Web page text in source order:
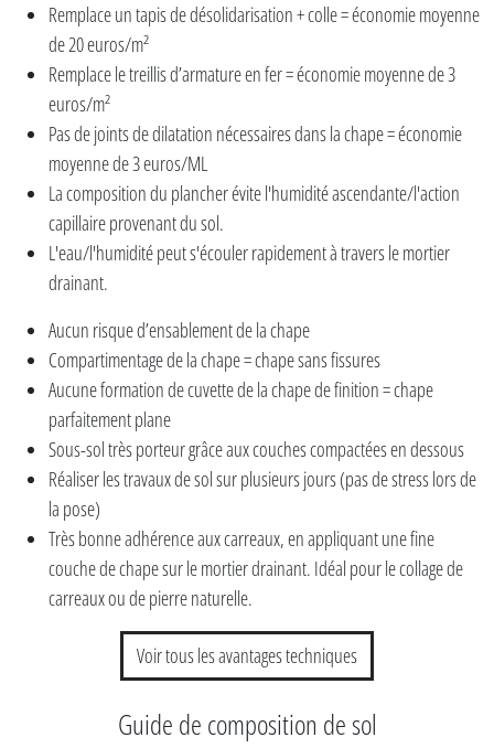
Remplace un tapis de désolidarisation + colle = économie moyenne
de 20 euros/m²
Remplace le treillis d’armature en fer = économie moyenne de 3
euros/m²
Pas de joints de dilatation nécessaires dans la chape = économie
moyenne de 3 euros/ML
La composition du plancher évite l'humidité ascendante/l'action
capillaire provenant du sol.
L'eau/l'humidité peut s'écouler rapidement à travers le mortier
drainant.
Aucun risque d’ensablement de la chape
Compartimentage de la chape = chape sans fissures
Aucune formation de cuvette de la chape de finition = chape
parfaitement plane
Sous-sol très porteur grâce aux couches compactées en dessous
Réaliser les travaux de sol sur plusieurs jours (pas de stress lors de
la pose)
Très bonne adhérence aux carreaux, en appliquant une fine
couche de chape sur le mortier drainant. Idéal pour le collage de
carreaux ou de pierre naturelle.
Voir tous les avantages techniques
Guide de composition de sol